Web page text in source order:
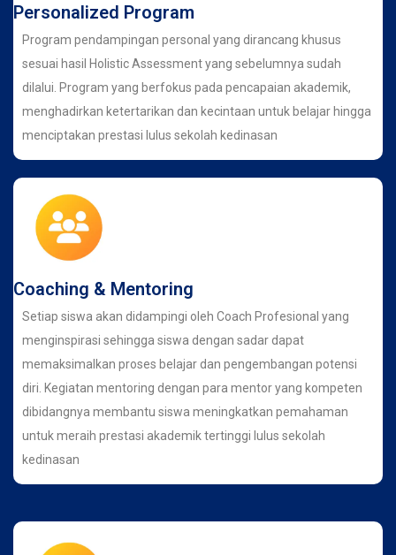
Personalized Program
Program pendampingan personal yang dirancang khusus
sesuai hasil Holistic Assessment yang sebelumnya sudah
dilalui. Program yang berfokus pada pencapaian akademik,
menghadirkan ketertarikan dan kecintaan untuk belajar hingga
menciptakan prestasi lulus sekolah kedinasan
Coaching & Mentoring
Setiap siswa akan didampingi oleh Coach Profesional yang
menginspirasi sehingga siswa dengan sadar dapat
memaksimalkan proses belajar dan pengembangan potensi
diri. Kegiatan mentoring dengan para mentor yang kompeten
dibidangnya membantu siswa meningkatkan pemahaman
untuk meraih prestasi akademik tertinggi lulus sekolah
kedinasan